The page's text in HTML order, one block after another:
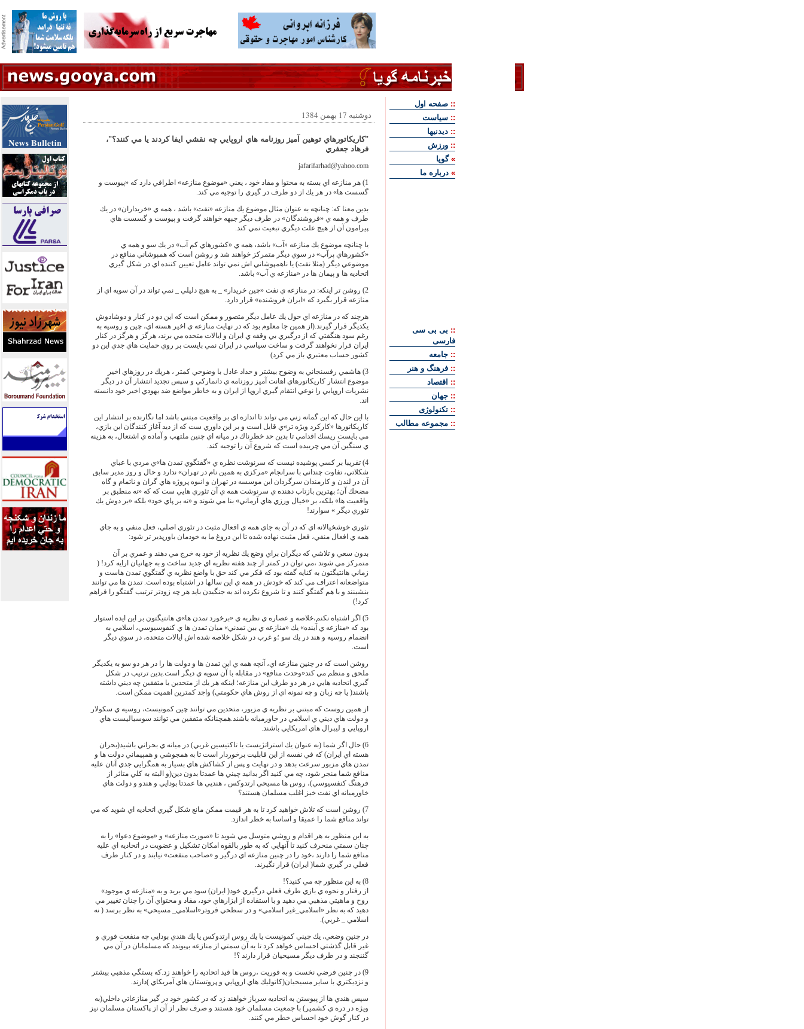
دوشنبه 17 بهمن 1384
"كاريكاتورهاي توهين آميز روزنامه هاي اروپايي چه نقشي ايفا كردند يا مي كنند؟"،
فرهاد جعفري
jafarifarhad@yahoo.com
1) هر منازعه اي بسته به محتوا و مفاد خود ، يعني «موضوع منازعه» اطرافي دارد كه «پيوست و
گسست ها» در هر يك از دو طرف در گيري را توجيه مي كند.
بدين معنا كه: چنانچه به عنوان مثال موضوع يك منازعه «نفت» باشد ، همه ي «خريداران» در يك
طرف و همه ي «فروشندگان» در طرف ديگر جبهه خواهند گرفت و پيوست و گسست هاي
پيرامون آن از هيچ علت ديگري تبعيت نمي كند.
يا چنانچه موضوع يك منازعه «آب» باشد، همه ي «كشورهاي كم آب» در يك سو و همه ي
«كشورهاي پرآب» در سوي ديگر متمركز خواهند شد و روشن است كه همپوشاني منافع در
موضوعي ديگر (مثلا نفت) يا ناهمپوشاني اش نمي تواند عامل تعيين كننده اي در شكل گيري
اتحاديه ها و پيمان ها در «منازعه ي آب» باشد.
2) روشن تر اينكه: در منازعه ي نفت «چين خريدار» _ به هيچ دليلي _ نمي تواند در آن سويه اي از
منازعه قرار بگيرد كه «ايران فروشنده» قرار دارد.
هرچند كه در منازعه اي حول يك عامل ديگر متصور و ممكن است كه اين دو در كنار و دوشادوش
يكديگر قرار گيرند.(از همين جا معلوم بود كه در نهايت منازعه ي اخير هسته اي، چين و روسيه به
رغم سود هنگفتي كه از درگيري بي وقفه ي ايران و ايالات متحده مي برند، هرگز و هرگز در كنار
ايران قرار نخواهند گرفت و ساخت سياسي در ايران نمي بايست بر روي حمايت هاي جدي اين دو
كشور حساب معتبري باز مي كرد)
3) هاشمي رفسنجاني به وضوح بيشتر و حداد عادل با وضوحي كمتر ، هريك در روزهاي اخير
موضوع انتشار كاريكاتورهاي اهانت آميز روزنامه ي دانماركي و سپس تجديد انتشار آن در ديگر
نشريات اروپايي را نوعي انتقام گيري اروپا از ايران و به خاطر مواضع ضد يهودي اخير خود دانسته
اند.
با اين حال كه اين گمانه زني مي تواند تا اندازه اي بر واقعيت مبتني باشد اما نگارنده بر انتشار اين
كاريكاتورها «كاركرد ويژه تر»ي قايل است و بر اين داوري ست كه از ديد آغاز كنندگان اين بازي،
مي بايست ريسك اقدامي تا بدين حد خطرناك در ميانه اي چنين ملتهب و آماده ي اشتعال، به هزينه
ي سنگين آن مي چربيده است كه شروع آن را توجيه كند.
4) تقريبا بر كسي پوشيده نيست كه سرنوشت نظره ي «گفتگوي تمدن ها»ي مردي با عباي
شكلاتي، تفاوت چنداني با سرانجام «مركزي به همين نام در تهران» ندارد و حال و روز مدير سابق
آن در لندن و كارمندان سرگردان اين موسسه در تهران و انبوه پروژه هاي گران و ناتمام و گاه
مضحك آن؛ بهترين بازتاب دهنده ي سرنوشت همه ي آن تئوري هايي ست كه كه «نه منطبق بر
واقعيت ها» بلكه، بر «خيال ورزي هاي آرماني» بنا مي شوند و «نه بر پاي خود» بلكه «بر دوش يك
تئوري ديگر » سوارند!
تئوري خوشخيالانه اي كه در آن به جاي همه ي افعال مثبت در تئوري اصلي، فعل منفي و به جاي
همه ي افعال منفي، فعل مثبت نهاده شده تا اين دروغ ما به خودمان باورپذير تر شود:
بدون سعي و تلاشي كه ديگران براي وضع يك نظريه از خود به خرج مي دهند و عمري بر آن
متمركز مي شوند ،مي توان در كمتر از چند هفته نظريه اي جديد ساخت و به جهانيان ارايه كرد! (
زماني هانتيگتون به كنايه گفته بود كه فكر مي كند حق با واضع نظريه ي گفتگوي تمدن هاست و
متواضعانه اعتراف مي كند كه خودش در همه ي اين سالها در اشتباه بوده است. تمدن ها مي توانند
بنشينند و با هم گفتگو كنند و تا شروع نكرده اند به جنگيدن بايد هر چه زودتر ترتيب گفتگو را فراهم
كرد!)
5) اگر اشتباه نكنم،خلاصه و عصاره ي نظريه ي «برخورد تمدن ها»ي هانتيگتون بر اين ايده استوار
بود كه «منازعه ي آينده» يك «منازعه ي بين تمدني» ميان تمدن ها ي كنفوسيوسي، اسلامي به
انضمام روسيه و هند در يك سو ؛و غرب در شكل خلاصه شده اش ايالات متحده، در سوي ديگر
است.
روشن است كه در چنين منازعه اي، آنچه همه ي اين تمدن ها و دولت ها را در هر دو سو به يكديگر
ملحق و منظم مي كند«وحدت منافع» در مقابله با آن سويه ي ديگر است.بدين ترتيب در شكل
گيري اتحاديه هايي در هر دو طرف اين منازعه؛ اينكه هر يك از متحدين يا متفقين چه ديني داشته
باشند( يا چه زبان و چه نمونه اي از روش هاي حكومتي) واجد كمترين اهميت ممكن است.
از همين روست كه مبتني بر نظريه ي مزبور، متحدين مي توانند چين كمونيست، روسيه ي سكولار
و دولت هاي ديني ي اسلامي در خاورميانه باشند.همچنانكه متفقين مي توانند سوسياليست هاي
اروپايي و ليبرال هاي امريكايي باشند.
6) حال اگر شما (به عنوان يك استراتژيست يا تاكتيسين غربي) در ميانه ي بحراني باشيد(بحران
هسته اي ايران) كه في نفسه از اين قابليت برخوردار است تا به همجوشي و همپيماني دولت ها و
تمدن هاي مزبور سرعت بدهد و در نهايت و پس از كشاكش هاي بسيار به همگرايي جدي آنان عليه
منافع شما منجر شود، چه مي كنيد اگر بدانيد چيني ها عمدتا بدون دين(و البته به كلي متاثر از
فرهنگ كنفسيوسي)، روس ها مسيحي ارتدوكس ، هنديي ها عمدتا بودايي و هندو و دولت هاي
خاورميانه اي نفت خيز اغلب مسلمان هستند؟
7) روشن است كه تلاش خواهيد كرد تا به هر قيمت ممكن مانع شكل گيري اتحاديه اي شويد كه مي
تواند منافع شما را عميقا و اساسا به خطر اندازد.
به اين منظور به هر اقدام و روشي متوسل مي شويد تا «صورت منازعه» و «موضوع دعوا» را به
چنان سمتي منحرف كنيد تا آنهايي كه به طور بالقوه امكان تشكيل و عضويت در اتحاديه اي عليه
منافع شما را دارند ،خود را در چنين منازعه اي درگير و «صاحب منفعت» نيابند و در كنار طرف
فعلي در گيري شما( ايران) قرار نگيرند.
8) به اين منظور چه مي كنيد؟!
از رفتار و نحوه ي بازي طرف فعلي درگيري خود( ايران) سود مي بريد و به «منازعه ي موجود»
روح و ماهيتي مذهبي مي دهيد و با استفاده از ابزارهاي خود، مفاد و محتواي آن را چنان تغيير مي
دهيد كه به نظر «اسلامي_غير اسلامي» و در سطحي فروتر«اسلامي_ مسيحي» به نظر برسد ( نه
اسلامي _ غربي).
در چنين وضعي، يك چيني كمونيست يا يك روس ارتدوكس يا يك هندي بودايي چه منفعت فوري و
غير قابل گذشتي احساس خواهد كرد تا به آن سمتي از منازعه بپيوندد كه مسلمانان در آن مي
گننجند و در طرف ديگر مسيحيان قرار دارند ؟!
9) در چنين فرضي نخست و به فوريت ،روس ها قيد اتحاديه را خواهند زد.كه بستگي مذهبي بيشتر
و نزديكتري با ساير مسيحيان(كاتوليك هاي اروپايي و پروتستان هاي آمريكاي )دارند.
سپس هندي ها از پيوستن به اتحاديه سرباز خواهند زد كه در كشور خود در گير منازعاتي داخلي(به
ويژه در دره ي كشمير) با جمعيت مسلمان خود هستند و صرف نظر از آن از پاكستان مسلمان نيز
در كنار گوش خود احساس خطر مي كنند.
:: صفحه اول
:: سياست
:: ديدنيها
:: ورزش
»گويا
» درباره ما
:: بی بی سی
فارسی
:: جامعه
:: فرهنگ و هنر
:: اقتصاد
:: جهان
:: تکنولوژی
:: مجموعه مطالب